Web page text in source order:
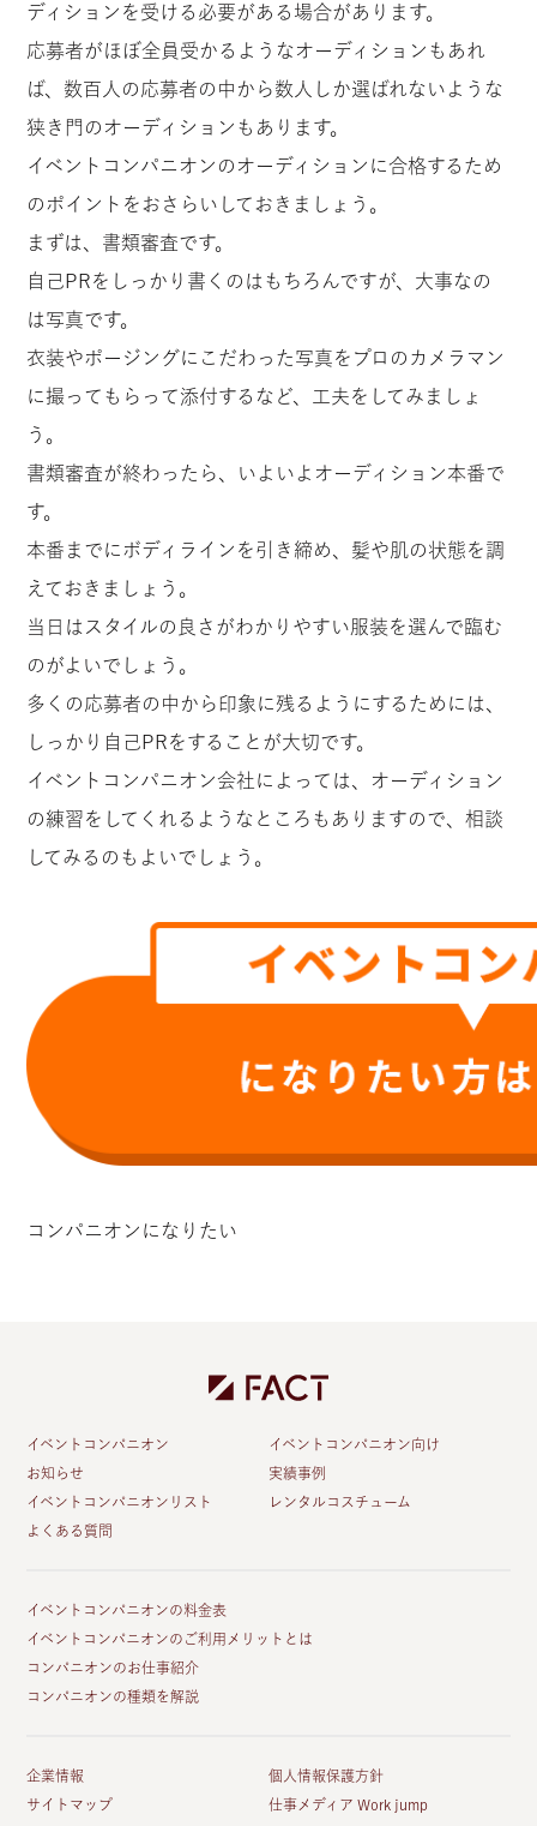
ディションを受ける必要がある場合があります。
応募者がほぼ全員受かるようなオーディションもあれ
ば、数百人の応募者の中から数人しか選ばれないような
狭き門のオーディションもあります。
イベントコンパニオンのオーディションに合格するため
のポイントをおさらいしておきましょう。
まずは、書類審査です。
自己PRをしっかり書くのはもちろんですが、大事なの
は写真です。
衣装やポージングにこだわった写真をプロのカメラマン
に撮ってもらって添付するなど、工夫をしてみましょ
う。
書類審査が終わったら、いよいよオーディション本番で
す。
本番までにボディラインを引き締め、髪や肌の状態を調
えておきましょう。
当日はスタイルの良さがわかりやすい服装を選んで臨む
のがよいでしょう。
多くの応募者の中から印象に残るようにするためには、
しっかり自己PRをすることが大切です。
イベントコンパニオン会社によっては、オーディション
の練習をしてくれるようなところもありますので、相談
してみるのもよいでしょう。
コンパニオンになりたい
イベントコンパニオン
イベントコンパニオン向け
お知らせ
実績事例
イベントコンパニオンリスト
レンタルコスチューム
よくある質問
イベントコンパニオンの料金表
イベントコンパニオンのご利用メリットとは
コンパニオンのお仕事紹介
コンパニオンの種類を解説
企業情報
個人情報保護方針
サイトマップ
仕事メディア Work jump